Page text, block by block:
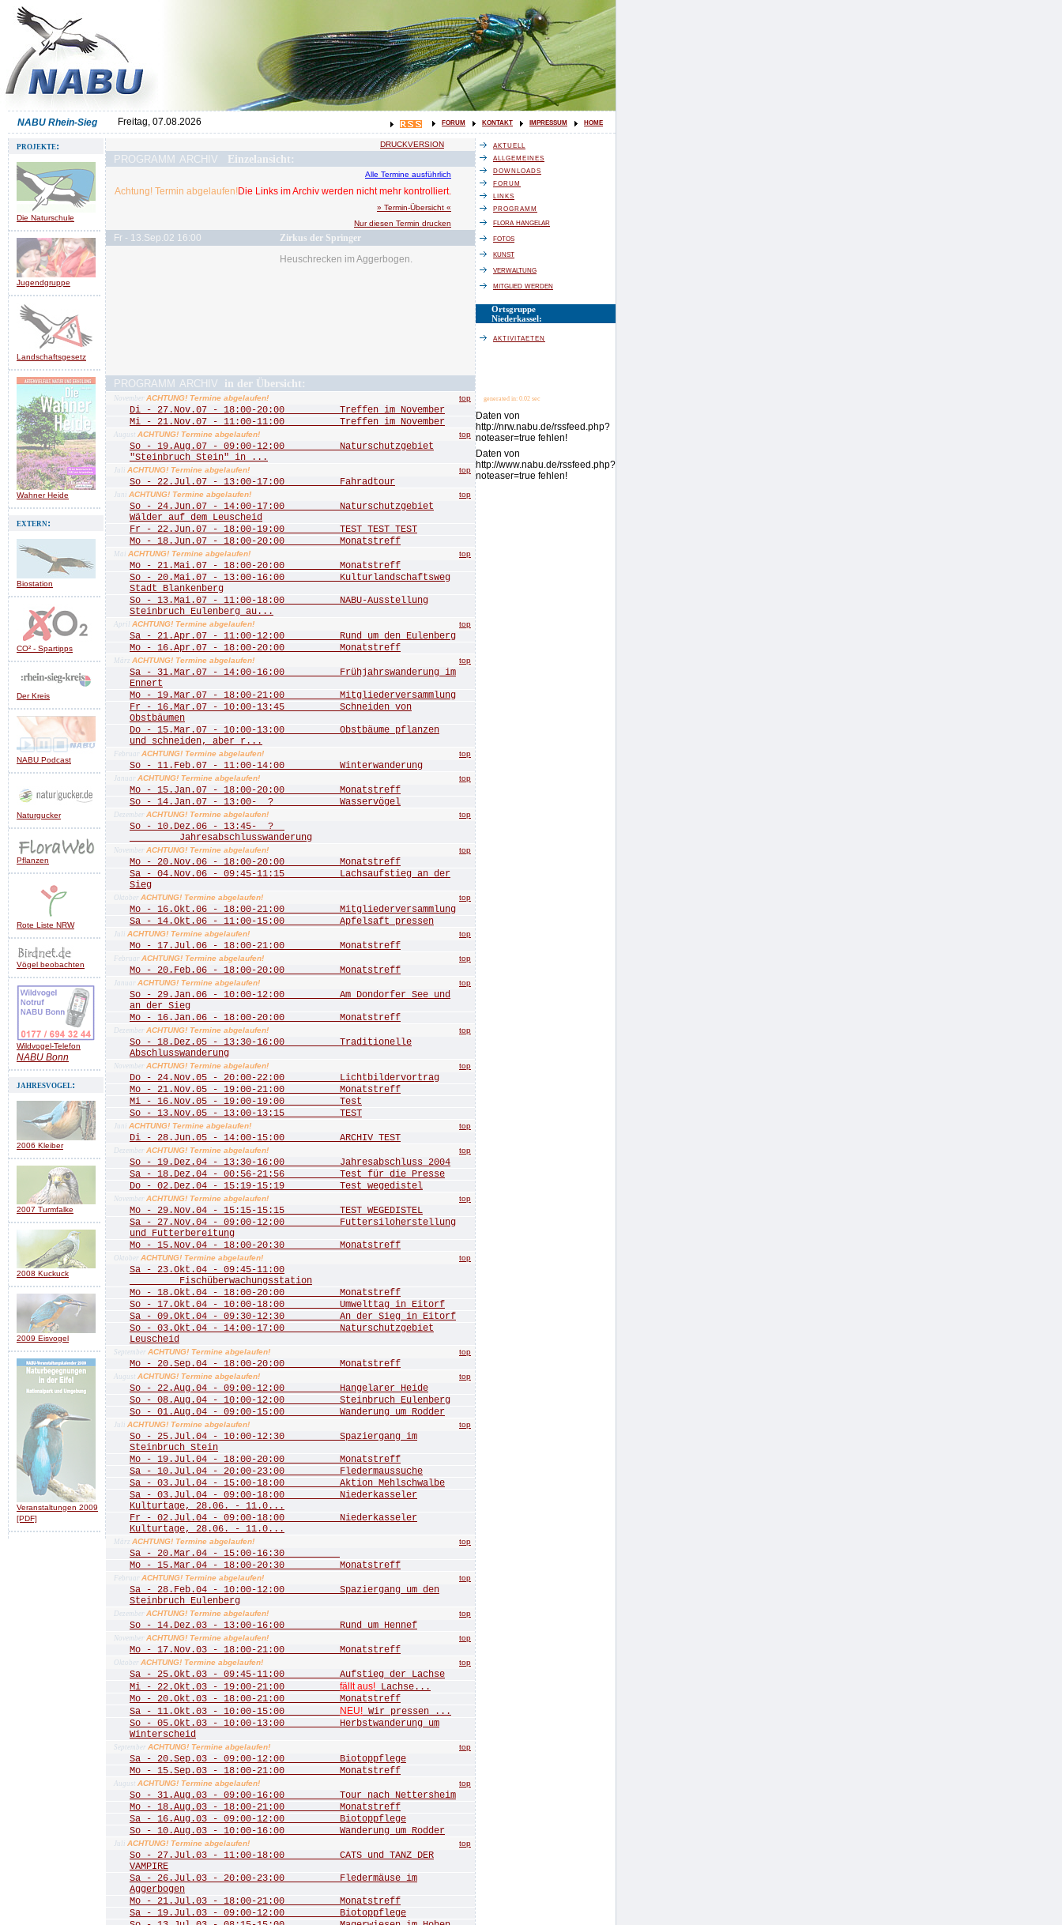
NABU Rhein-Sieg Freitag, 07.08.2026 forum kontakt impressum home
projekte:
Die Naturschule
Jugendgruppe
Landschaftsgesetz
Wahner Heide
extern:
Biostation
CO² - Spartipps
Der Kreis
NABU Podcast
Naturgucker
Pflanzen
Rote Liste NRW
Vögel beobachten
Wildvogel-Telefon
NABU Bonn
jahresvogel:
2006 Kleiber
2007 Turmfalke
2008 Kuckuck
2009 Eisvogel
Veranstaltungen 2009
[PDF]
DRUCKVERSION
programm archiv Einzelansicht:
Alle Termine ausführlich
Achtung! Termin abgelaufen!Die Links im Archiv werden nicht mehr kontrolliert.
» Termin-Übersicht «
Nur diesen Termin drucken
Fr - 13.Sep.02 16:00
Zirkus der Springer
Heuschrecken im Aggerbogen.
programm archiv in der Übersicht:
November ACHTUNG! Termine abgelaufen! top
Di - 27.Nov.07 - 18:00-20:00 Treffen im November
Mi - 21.Nov.07 - 11:00-11:00 Treffen im November
August ACHTUNG! Termine abgelaufen! top
So - 19.Aug.07 - 09:00-12:00 Naturschutzgebiet
"Steinbruch Stein" in ...
Juli ACHTUNG! Termine abgelaufen! top
So - 22.Jul.07 - 13:00-17:00 Fahradtour
Juni ACHTUNG! Termine abgelaufen! top
So - 24.Jun.07 - 14:00-17:00 Naturschutzgebiet
Wälder auf dem Leuscheid
Fr - 22.Jun.07 - 18:00-19:00 TEST TEST TEST
Mo - 18.Jun.07 - 18:00-20:00 Monatstreff
Mai ACHTUNG! Termine abgelaufen! top
Mo - 21.Mai.07 - 18:00-20:00 Monatstreff
So - 20.Mai.07 - 13:00-16:00 Kulturlandschaftsweg
Stadt Blankenberg
So - 13.Mai.07 - 11:00-18:00 NABU-Ausstellung
Steinbruch Eulenberg au...
April ACHTUNG! Termine abgelaufen! top
Sa - 21.Apr.07 - 11:00-12:00 Rund um den Eulenberg
Mo - 16.Apr.07 - 18:00-20:00 Monatstreff
März ACHTUNG! Termine abgelaufen! top
Sa - 31.Mar.07 - 14:00-16:00 Frühjahrswanderung im
Ennert
Mo - 19.Mar.07 - 18:00-21:00 Mitgliederversammlung
Fr - 16.Mar.07 - 10:00-13:45 Schneiden von
Obstbäumen
Do - 15.Mar.07 - 10:00-13:00 Obstbäume pflanzen
und schneiden, aber r...
Februar ACHTUNG! Termine abgelaufen! top
So - 11.Feb.07 - 11:00-14:00 Winterwanderung
Januar ACHTUNG! Termine abgelaufen! top
Mo - 15.Jan.07 - 18:00-20:00 Monatstreff
So - 14.Jan.07 - 13:00- ? Wasservögel
Dezember ACHTUNG! Termine abgelaufen! top
So - 10.Dez.06 - 13:45- ?
Jahresabschlusswanderung
November ACHTUNG! Termine abgelaufen! top
Mo - 20.Nov.06 - 18:00-20:00 Monatstreff
Sa - 04.Nov.06 - 09:45-11:15 Lachsaufstieg an der
Sieg
Oktober ACHTUNG! Termine abgelaufen! top
Mo - 16.Okt.06 - 18:00-21:00 Mitgliederversammlung
Sa - 14.Okt.06 - 11:00-15:00 Apfelsaft pressen
Juli ACHTUNG! Termine abgelaufen! top
Mo - 17.Jul.06 - 18:00-21:00 Monatstreff
Februar ACHTUNG! Termine abgelaufen! top
Mo - 20.Feb.06 - 18:00-20:00 Monatstreff
Januar ACHTUNG! Termine abgelaufen! top
So - 29.Jan.06 - 10:00-12:00 Am Dondorfer See und
an der Sieg
Mo - 16.Jan.06 - 18:00-20:00 Monatstreff
Dezember ACHTUNG! Termine abgelaufen! top
So - 18.Dez.05 - 13:30-16:00 Traditionelle
Abschlusswanderung
November ACHTUNG! Termine abgelaufen! top
Do - 24.Nov.05 - 20:00-22:00 Lichtbildervortrag
Mo - 21.Nov.05 - 19:00-21:00 Monatstreff
Mi - 16.Nov.05 - 19:00-19:00 Test
So - 13.Nov.05 - 13:00-13:15 TEST
Juni ACHTUNG! Termine abgelaufen! top
Di - 28.Jun.05 - 14:00-15:00 ARCHIV TEST
Dezember ACHTUNG! Termine abgelaufen! top
So - 19.Dez.04 - 13:30-16:00 Jahresabschluss 2004
Sa - 18.Dez.04 - 00:56-21:56 Test für die Presse
Do - 02.Dez.04 - 15:19-15:19 Test wegedistel
November ACHTUNG! Termine abgelaufen! top
Mo - 29.Nov.04 - 15:15-15:15 TEST WEGEDISTEL
Sa - 27.Nov.04 - 09:00-12:00 Futtersiloherstellung
und Futterbereitung
Mo - 15.Nov.04 - 18:00-20:30 Monatstreff
Oktober ACHTUNG! Termine abgelaufen! top
Sa - 23.Okt.04 - 09:45-11:00
Fischüberwachungsstation
Mo - 18.Okt.04 - 18:00-20:00 Monatstreff
So - 17.Okt.04 - 10:00-18:00 Umwelttag in Eitorf
Sa - 09.Okt.04 - 09:30-12:30 An der Sieg in Eitorf
So - 03.Okt.04 - 14:00-17:00 Naturschutzgebiet
Leuscheid
September ACHTUNG! Termine abgelaufen! top
Mo - 20.Sep.04 - 18:00-20:00 Monatstreff
August ACHTUNG! Termine abgelaufen! top
So - 22.Aug.04 - 09:00-12:00 Hangelarer Heide
So - 08.Aug.04 - 10:00-12:00 Steinbruch Eulenberg
So - 01.Aug.04 - 09:00-15:00 Wanderung um Rodder
Juli ACHTUNG! Termine abgelaufen! top
So - 25.Jul.04 - 10:00-12:30 Spaziergang im
Steinbruch Stein
Mo - 19.Jul.04 - 18:00-20:00 Monatstreff
Sa - 10.Jul.04 - 20:00-23:00 Fledermaussuche
Sa - 03.Jul.04 - 15:00-18:00 Aktion Mehlschwalbe
Sa - 03.Jul.04 - 09:00-18:00 Niederkasseler
Kulturtage, 28.06. - 11.0...
Fr - 02.Jul.04 - 09:00-18:00 Niederkasseler
Kulturtage, 28.06. - 11.0...
März ACHTUNG! Termine abgelaufen! top
Sa - 20.Mar.04 - 15:00-16:30
Mo - 15.Mar.04 - 18:00-20:30 Monatstreff
Februar ACHTUNG! Termine abgelaufen! top
Sa - 28.Feb.04 - 10:00-12:00 Spaziergang um den
Steinbruch Eulenberg
Dezember ACHTUNG! Termine abgelaufen! top
So - 14.Dez.03 - 13:00-16:00 Rund um Hennef
November ACHTUNG! Termine abgelaufen! top
Mo - 17.Nov.03 - 18:00-21:00 Monatstreff
Oktober ACHTUNG! Termine abgelaufen! top
Sa - 25.Okt.03 - 09:45-11:00 Aufstieg der Lachse
Mi - 22.Okt.03 - 19:00-21:00 fällt aus! Lachse...
Mo - 20.Okt.03 - 18:00-21:00 Monatstreff
Sa - 11.Okt.03 - 10:00-15:00
NEU! Wir pressen ...
So - 05.Okt.03 - 10:00-13:00 Herbstwanderung um
Winterscheid
September ACHTUNG! Termine abgelaufen! top
Sa - 20.Sep.03 - 09:00-12:00 Biotoppflege
Mo - 15.Sep.03 - 18:00-21:00 Monatstreff
August ACHTUNG! Termine abgelaufen! top
So - 31.Aug.03 - 09:00-16:00 Tour nach Nettersheim
Mo - 18.Aug.03 - 18:00-21:00 Monatstreff
Sa - 16.Aug.03 - 09:00-12:00 Biotoppflege
So - 10.Aug.03 - 10:00-16:00 Wanderung um Rodder
Juli ACHTUNG! Termine abgelaufen! top
So - 27.Jul.03 - 11:00-18:00 CATS und TANZ DER
VAMPIRE
Sa - 26.Jul.03 - 20:00-23:00 Fledermäuse im
Aggerbogen
Mo - 21.Jul.03 - 18:00-21:00 Monatstreff
Sa - 19.Jul.03 - 09:00-12:00 Biotoppflege
aktuell
allgemeines
downloads
forum
links
programm
flora hangelar
fotos
kunst
verwaltung
mitglied werden
Ortsgruppe
Niederkassel:
aktivitaeten
generated in: 0.02 sec
Daten von
http://nrw.nabu.de/rssfeed.php?
noteaser=true fehlen!
Daten von
http://www.nabu.de/rssfeed.php?
noteaser=true fehlen!